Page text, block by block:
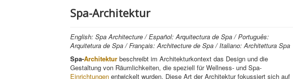
Spa-Architektur
English: Spa Architecture / Español: Arquitectura de Spa / Português:
Arquitetura de Spa / Français: Architecture de Spa / Italiano: Architettura Spa
Spa-Architektur beschreibt im Architekturkontext das Design und die
Gestaltung von Räumlichkeiten, die speziell für Wellness- und Spa-
Einrichtungen entwickelt wurden. Diese Art der Architektur fokussiert sich auf